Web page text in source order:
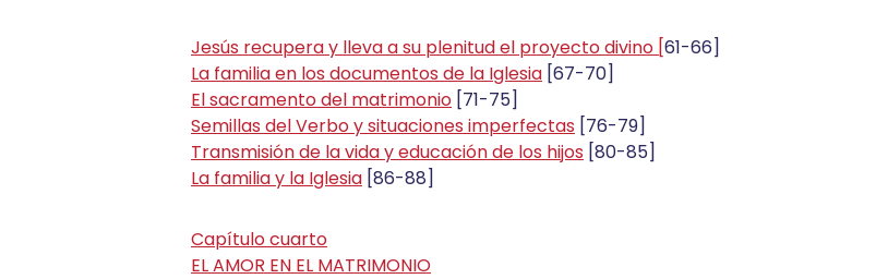
Jesús recupera y lleva a su plenitud el proyecto divino [61-66]
La familia en los documentos de la Iglesia [67-70]
El sacramento del matrimonio [71-75]
Semillas del Verbo y situaciones imperfectas [76-79]
Transmisión de la vida y educación de los hijos [80-85]
La familia y la Iglesia [86-88]
Capítulo cuarto
EL AMOR EN EL MATRIMONIO